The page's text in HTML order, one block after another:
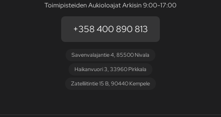
Toimipisteiden Aukioloajat Arkisin 9:00-17:00
+358 400 890 813
Savenvalajantie 4, 85500 Nivala
Haikanvuori 3, 33960 Pirkkala
Zatelliitintie 15 B, 90440 Kempele